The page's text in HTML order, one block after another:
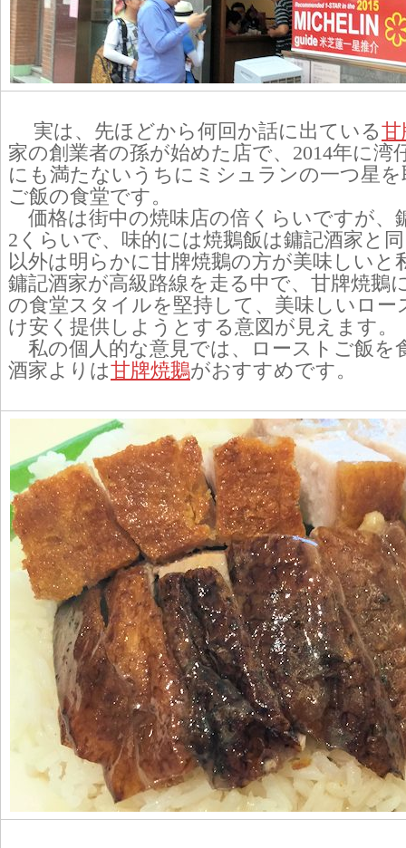
実は、先ほどから何回か話に出ている甘
家の創業者の孫が始めた店で、2014年に湾
にも満たないうちにミシュランの一つ星
ご飯の食堂です。
価格は街中の焼味店の倍くらいですが、
2くらいで、味的には焼鵝飯は鏞記酒家と
以外は明らかに甘牌焼鵝の方が美味しいと
鏞記酒家が高級路線を走る中で、甘牌焼鵝
の食堂スタイルを堅持して、美味しいロ
け安く提供しようとする意図が見えます。
私の個人的な意見では、ローストご飯を
酒家よりは甘牌焼鵝がおすすめです。